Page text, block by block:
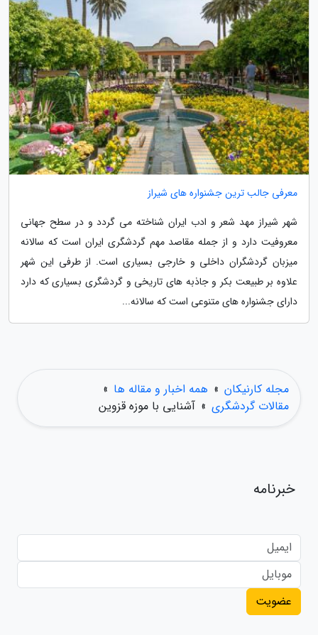
معرفی جالب ترین جشنواره های شیراز
شهر شیراز مهد شعر و ادب ایران شناخته می گردد و در سطح جهانی
معروفیت دارد و از جمله مقاصد مهم گردشگری ایران است که سالانه
میزبان گردشگران داخلی و خارجی بسیاری است. از طرفی این شهر
علاوه بر طبیعت بکر و جاذبه های تاریخی و گردشگری بسیاری که دارد
دارای جشنواره های متنوعی است که سالانه...
مجله کارنیکان » همه اخبار و مقاله ها »
مقالات گردشگری » آشنایی با موزه قزوین
خبرنامه
عضویت